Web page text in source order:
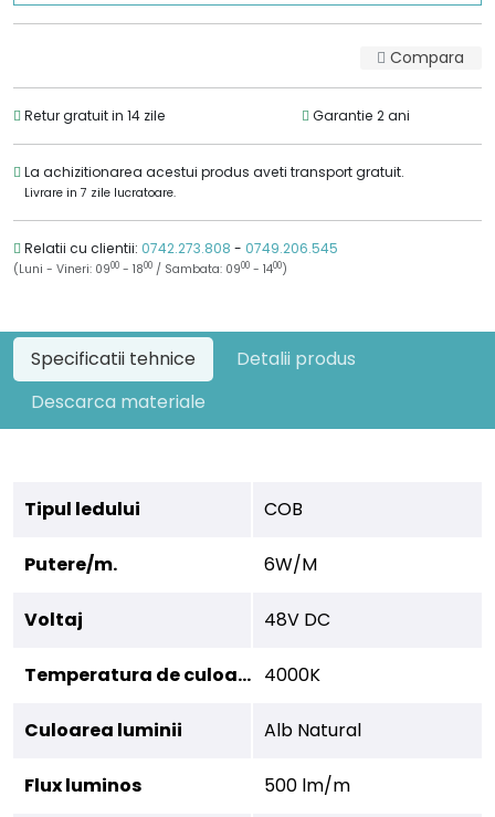
Compara
Retur gratuit in 14 zile Garantie 2 ani
La achizitionarea acestui produs aveti transport gratuit.
Livrare in 7 zile lucratoare.
Relatii cu clientii: 0742.273.808 - 0749.206.545
(Luni - Vineri: 0900 - 1800 / Sambata: 0900 - 1400)
Specificatii tehnice
Detalii produs
Descarca materiale
Tipul ledului COB
Putere/m. 6W/M
Voltaj 48V DC
Temperatura de culoare 4000K
Culoarea luminii Alb Natural
Flux luminos 500 lm/m